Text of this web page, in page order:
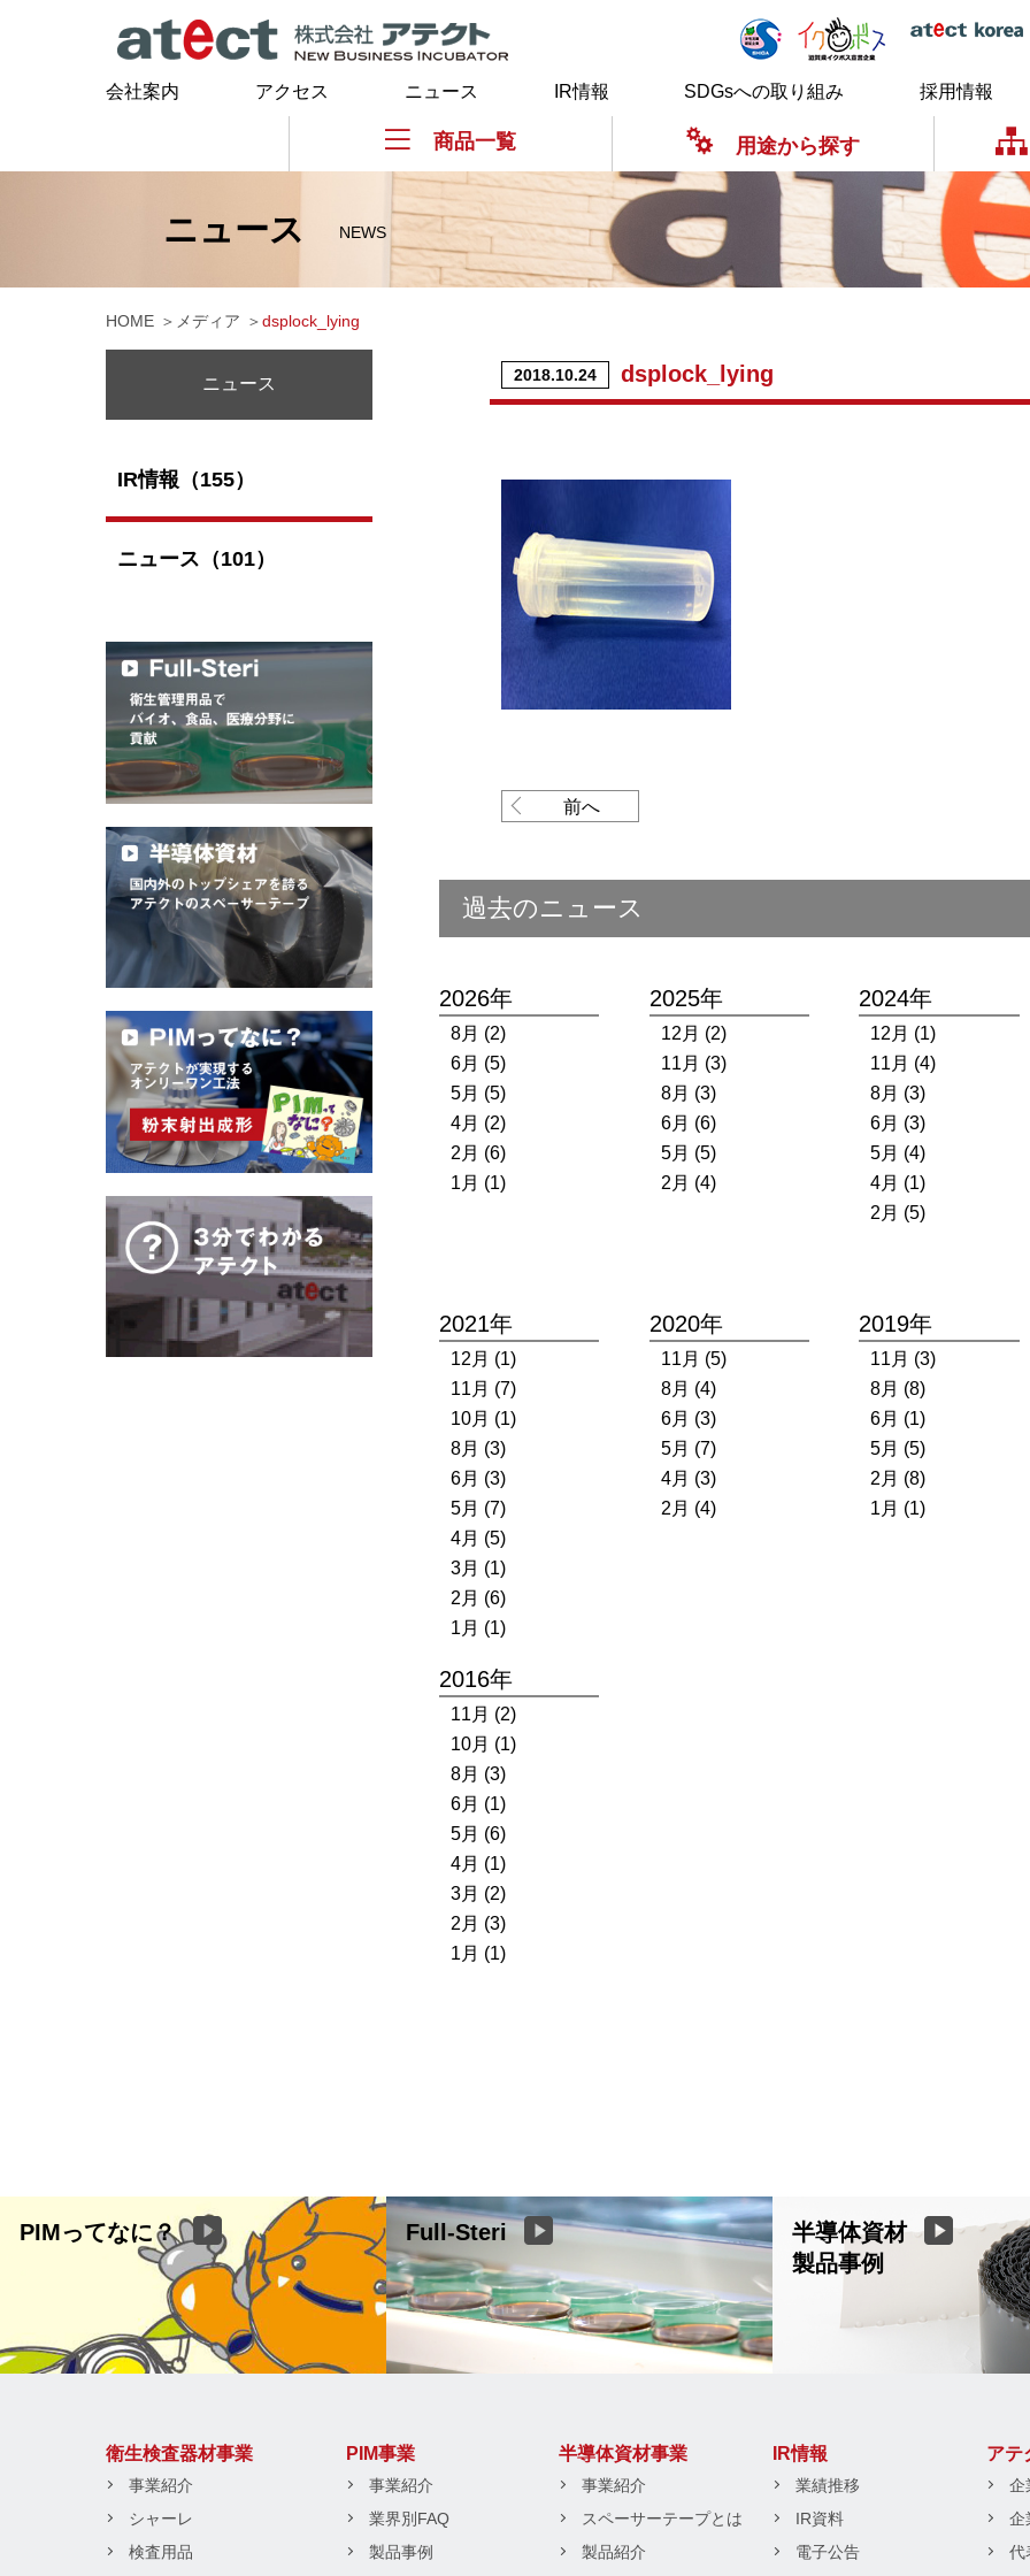
会社案内 アクセス ニュース IR情報 SDGsへの取り組み 採用情報
商品一覧 用途から探す
ニュース NEWS
HOME メディア dsplock_lying
2018.10.24 dsplock_lying
前へ
過去のニュース
2026年
8月 (2)
6月 (5)
5月 (5)
4月 (2)
2月 (6)
1月 (1)
2025年
12月 (2)
11月 (3)
8月 (3)
6月 (6)
5月 (5)
2月 (4)
2024年
12月 (1)
11月 (4)
8月 (3)
6月 (3)
5月 (4)
4月 (1)
2月 (5)
2021年
12月 (1)
11月 (7)
10月 (1)
8月 (3)
6月 (3)
5月 (7)
4月 (5)
3月 (1)
2月 (6)
1月 (1)
2020年
11月 (5)
8月 (4)
6月 (3)
5月 (7)
4月 (3)
2月 (4)
2019年
11月 (3)
8月 (8)
6月 (1)
5月 (5)
2月 (8)
1月 (1)
2016年
11月 (2)
10月 (1)
8月 (3)
6月 (1)
5月 (6)
4月 (1)
3月 (2)
2月 (3)
1月 (1)
ニュース
IR情報（155）
ニュース（101）
PIMってなに？ Full-Steri
半導体資材
製品事例
衛生検査器材事業
事業紹介
シャーレ
検査用品
PIM事業
事業紹介
業界別FAQ
製品事例
半導体資材事業
事業紹介
スペーサーテープとは
製品紹介
IR情報
業績推移
IR資料
電子公告
アテ
企
企
代